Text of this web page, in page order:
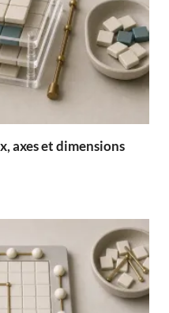
axes et dimensions